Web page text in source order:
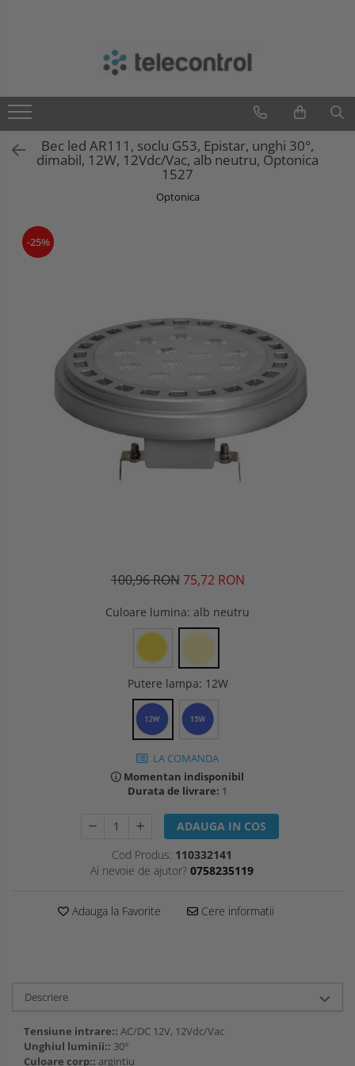
Teletask
Artsound
IntelightBec led AR111, soclu G53, Epistar, unghi 30°,
dimabil, 12W, 12Vdc/Vac, alb neutru, Optonica
1527
Optonica
-25%
100,96 RON 75,72 RON
Culoare lumina: alb neutru
Putere lampa: 12W
LA COMANDA
Momentan indisponibil
Durata de livrare: 1
ADAUGA IN COS
Cod Produs: 110332141
Ai nevoie de ajutor? 0758235119
Adauga la Favorite Cere informatii
Descriere
Tensiune intrare:: AC/DC 12V, 12Vdc/Vac
Unghiul luminii:: 30°
Culoare corp:: argintiu